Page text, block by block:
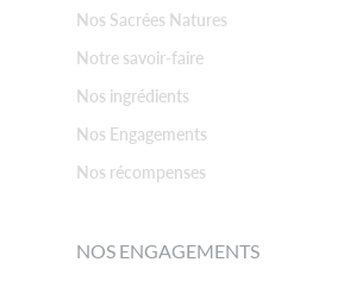
Nos Sacrées Natures
Notre savoir-faire
Nos ingrédients
Nos Engagements
Nos récompenses
NOS ENGAGEMENTS